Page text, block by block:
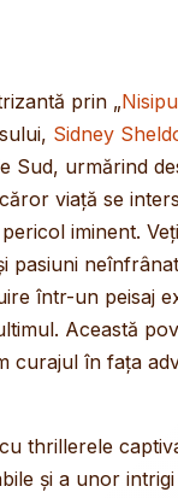
prin „
Sidney
Sud, urmărind
viață se
iminent.
pasiuni
într-un peisaj
Această
curajul în fața
thrillerele
și a unor